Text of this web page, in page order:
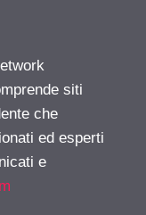
siti
che
ed esperti
e